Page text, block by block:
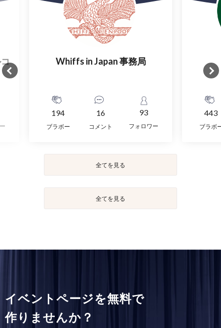
Whiffs in Japan 事務局
194
ブラボー
16
コメント
93
フォロワー
443
ブラボ
全てを見る
全てを見る
イベントページを無料で
作りませんか？